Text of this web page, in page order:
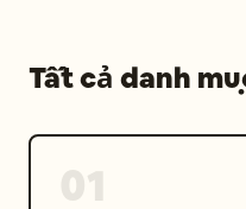
Tất cả danh